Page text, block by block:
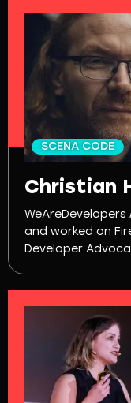
SCENA CODE
Christian
and worked on
Developer